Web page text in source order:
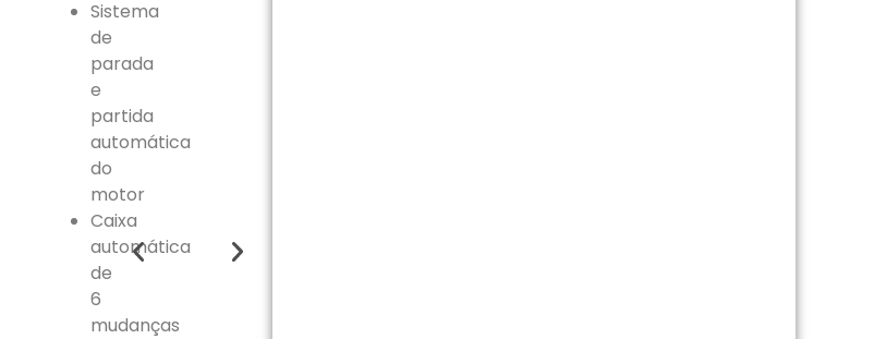
Sistema
de
parada
e
partida
automática
do
motor
Caixa
automática
de
6
mudanças